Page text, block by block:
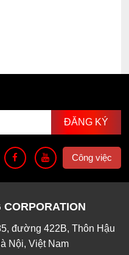
Công việc
CORPORATION
đường 422B, Thôn Hậu
Nội, Việt Nam